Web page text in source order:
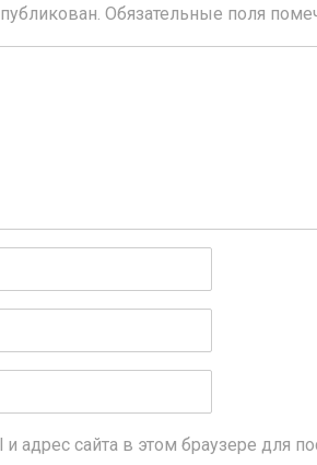
Обязательные поля
и адрес сайта в этом браузере для